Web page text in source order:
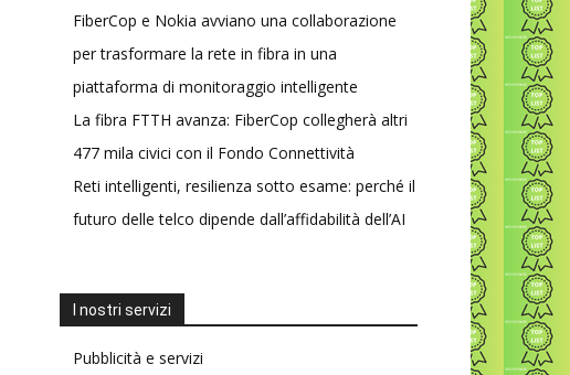
FiberCop e Nokia avviano una collaborazione
per trasformare la rete in fibra in una
piattaforma di monitoraggio intelligente
La fibra FTTH avanza: FiberCop collegherà altri
477 mila civici con il Fondo Connettività
Reti intelligenti, resilienza sotto esame: perché il
futuro delle telco dipende dall’affidabilità dell’AI
I nostri servizi
Pubblicità e servizi